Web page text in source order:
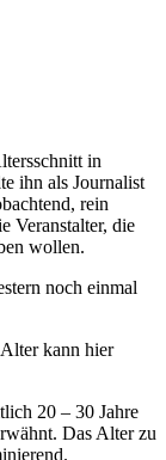
in
ihn als Journalist
rein
Veranstalter, die
wollen.
noch einmal
kann hier
20 – 30 Jahre
Das Alter zu